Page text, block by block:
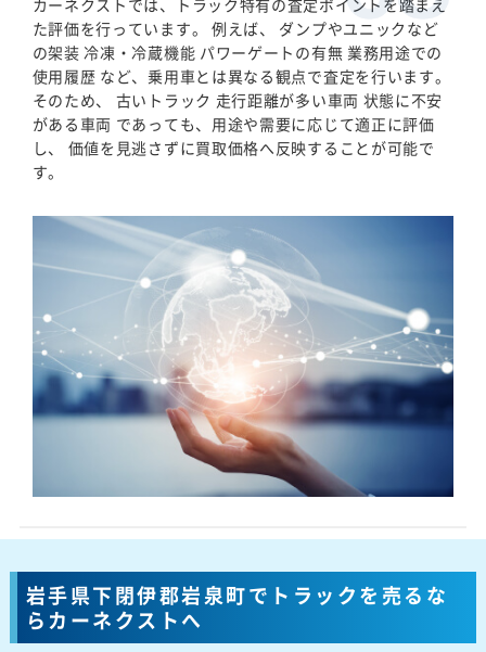
た評価を行っています。 例えば、 ダンプやユニックなど
の架装 冷凍・冷蔵機能 パワーゲートの有無 業務用途での
使用履歴 など、乗用車とは異なる観点で査定を行います。
そのため、 古いトラック 走行距離が多い車両 状態に不安
がある車両 であっても、用途や需要に応じて適正に評価
し、 価値を見逃さずに買取価格へ反映することが可能で
す。
岩手県下閉伊郡岩泉町でトラックを売るな
らカーネクストへ